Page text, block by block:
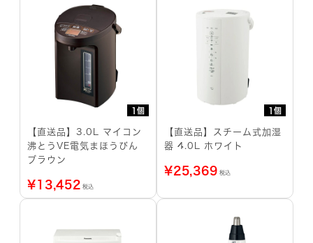
1個
【直送品】3.0L マイコン
沸とうVE電気まほうびん
ブラウン
¥13,452 税込
1個
【直送品】スチーム式加湿
器 4.0L ホワイト
¥25,369 税込